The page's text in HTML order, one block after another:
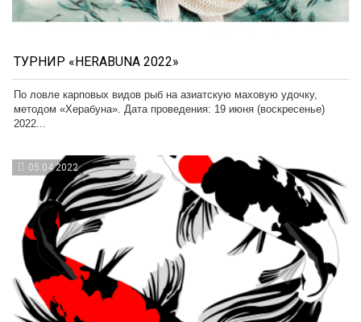
ТУРНИР «HERABUNA 2022»
По ловле карповых видов рыб на азиатскую маховую удочку,
методом «Херабуна». Дата проведения: 19 июня (воскресенье)
2022...
05.04.2022